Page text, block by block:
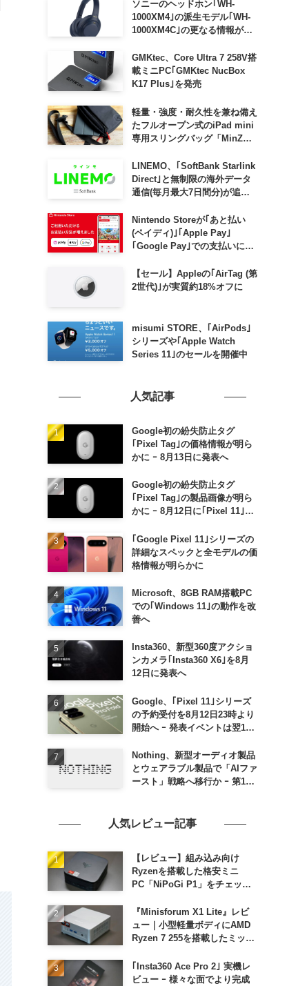
ソニーのヘッドホン｢WH-
1000XM4｣の派生モデル｢WH-
1000XM4C｣の更なる情報が明
GMKtec、Core Ultra 7 258V搭
載ミニPC｢GMKtec NucBox
K17 Plus｣を発売
軽量・強度・耐久性を兼ね備え
たフルオープン式のiPad mini
専用スリングバッグ「MinZ
発売
LINEMO、｢SoftBank Starlink
Direct｣と無制限の海外データ
通信(毎月最大7日間分)が追加
Nintendo Storeが｢あと払い
(ペイディ)｣｢Apple Pay｣
｢Google Pay｣での支払いに対
【セール】Appleの｢AirTag (第
2世代)｣が実質約18%オフに
misumi STORE、｢AirPods｣
シリーズや｢Apple Watch
Series 11｣のセールを開催中
人気記事
Google初の紛失防止タグ
｢Pixel Tag｣の価格情報が明ら
かに ｰ 8月13日に発表へ
Google初の紛失防止タグ
｢Pixel Tag｣の製品画像が明ら
かに ｰ 8月12日に｢Pixel 11｣な
｢Google Pixel 11｣シリーズの
詳細なスペックと全モデルの価
格情報が明らかに
Microsoft、8GB RAM搭載PC
での｢Windows 11｣の動作を改
善へ
Insta360、新型360度アクショ
ンカメラ｢Insta360 X6｣を8月
12日に発表へ
Google、｢Pixel 11｣シリーズ
の予約受付を8月12日23時より
開始へ ｰ 発表イベントは翌13
Nothing、新型オーディオ製品
とウェアラブル製品で「AIファ
ースト」戦略へ移行か ｰ 第1弾
人気レビュー記事
【レビュー】組み込み向け
Ryzenを搭載した格安ミニ
PC「NiPoGi P1」をチェック
高性能
『Minisforum X1 Lite』レビ
ュー｜小型軽量ボディにAMD
Ryzen 7 255を搭載したミッド
｢Insta360 Ace Pro 2｣ 実機レ
ビュー ｰ 様々な面でより完成